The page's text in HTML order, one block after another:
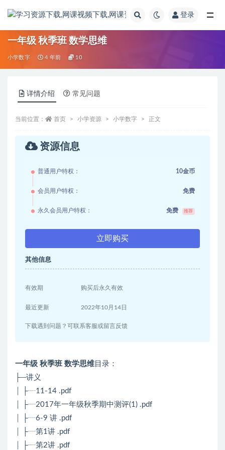
登录
一年级 秋季班 数学思维
小学数字 4 年前 10
详情介绍 常见问题
当前位置： 首页 小学资源 小学数字 正文
资源信息
普通用户特权： 10金币
会员用户特权： 免费
永久会员用户特权： 免费 推荐
立即购买
其他信息
有效期 购买后永久有效
最近更新 2022年10月14日
下载遇到问题？可联系客服或留言反馈
一年级 秋季班 数学思维 目录：
├─讲义
│ ├┈11-14 .pdf
│ ├┈2017年一年级秋季期中测评(1) .pdf
│ ├┈6-9 讲 .pdf
│ ├┈第1讲 .pdf
│ ├┈第2讲 .pdf